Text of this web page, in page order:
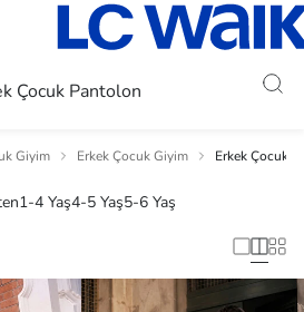
Çocuk Pantolon
Giyim Erkek Çocuk Giyim Erkek Çocuk
1-4 Yaş4-5 Yaş5-6 Yaş